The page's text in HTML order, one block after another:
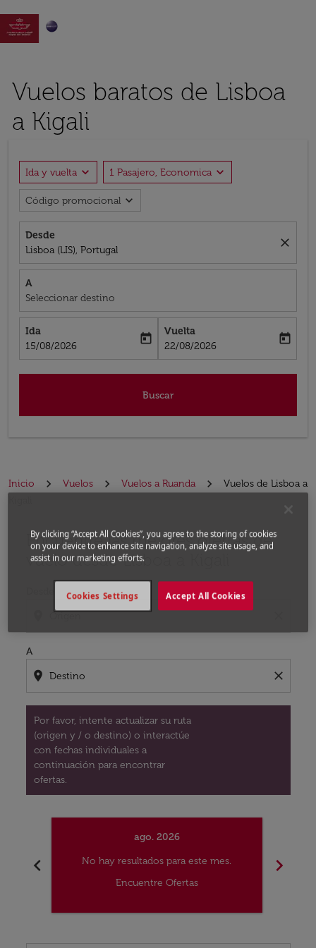

Vuelos baratos de Lisboa
a Kigali
Ida y vuelta expand_more 1 Pasajero, Economica expand_more
Código promocional expand_more
Desde
Lisboa (LIS), Portugal
close
A
Seleccionar destino
Ida
fc-booking-departure-date-aria-label
15/08/2026
today
Vuelta
fc-booking-return-date-aria-label
22/08/2026
today
Buscar
Inicio Vuelos Vuelos a Ruanda
Vuelos de Lisboa a
Encuentre las mejores ofertas de
vuelo desde Lisboa a Kigali
A
location_on close
Por favor, intente actualizar su ruta
(origen y / o destino) o interactúe
con fechas individuales a
continuación para encontrar
ofertas.
Por favor, intente actualizar su ruta (origen y / o
chevron_left
ago. 2026
No hay resultados para este mes.
Encuentre Ofertas
chevron_right
By clicking “Accept All Cookies”, you agree to the storing of cookies
on your device to enhance site navigation, analyze site usage, and
assist in our marketing efforts.
Accept All Cookies
Cookies Settings